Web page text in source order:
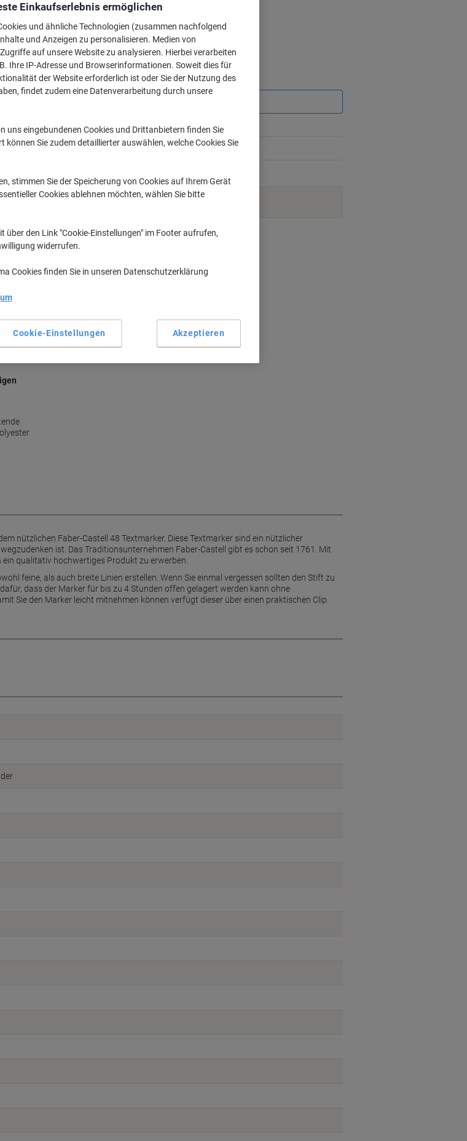
CHF 1.65 pro Stück
Ab 10 Stück
CHF 1.78 inkl. MwSt
Menge exkl. MwSt
5-9 Stück CHF 1.85 -5%
10+Stück CHF 1.65 -15%
Vorübergehend ausverkauft
Lieferinformationen Payment methods
Anti-Fade-Tinte bis 4h offen
Mehr anzeigen
nützlichen Faber-Castell 48 Textmarker. Diese Textmarker sind ein nützlicher
ist. Das Traditionsunternehmen Faber-Castell gibt es schon seit 1761. Mit
qualitativ hochwertiges Produkt zu erwerben.
feine, als auch breite Linien erstellen. Wenn Sie einmal vergessen sollten den Stift zu
dass der Marker für bis zu 4 Stunden offen gelagert werden kann ohne
Sie den Marker leicht mitnehmen können verfügt dieser über einen praktischen Clip.
Einkaufserlebnis ermöglichen
und ähnliche Technologien (zusammen nachfolgend
und Anzeigen zu personalisieren. Medien von
auf unsere Website zu analysieren. Hierbei verarbeiten
Ihre IP-Adresse und Browserinformationen. Soweit dies für
der Website erforderlich ist oder Sie der Nutzung des
findet zudem eine Datenverarbeitung durch unsere
uns eingebundenen Cookies und Drittanbietern finden Sie
können Sie zudem detaillierter auswählen, welche Cookies Sie
stimmen Sie der Speicherung von Cookies auf Ihrem Gerät
Cookies ablehnen möchten, wählen Sie bitte
über den Link "Cookie-Einstellungen" im Footer aufrufen,
widerrufen.
Cookies finden Sie in unseren Datenschutzerklärung
Cookie-Einstellungen Akzeptieren